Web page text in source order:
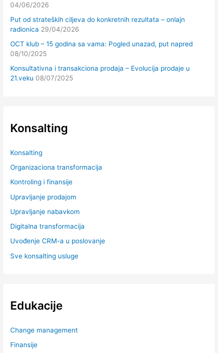
04/06/2026
Put od strateških ciljeva do konkretnih rezultata – onlajn
radionica 29/04/2026
OCT klub – 15 godina sa vama: Pogled unazad, put napred
08/10/2025
Konsultativna i transakciona prodaja – Evolucija prodaje u
21.veku 08/07/2025
Konsalting
Konsalting
Organizaciona transformacija
Kontroling i finansije
Upravljanje prodajom
Upravljanje nabavkom
Digitalna transformacija
Uvođenje CRM-a u poslovanje
Sve konsalting usluge
Edukacije
Change management
Finansije